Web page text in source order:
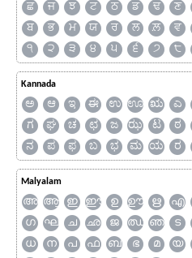
ਛ
ਜ ਝ ਟ ਠ ਡ ਢ ਣ
ਬ
ਭ ਮ ਯ ਰ ਲ ਲ਼ ਵ
੧
੨ ੩ ੪ ੫ ੬ ੭ ੮
Kannada
ಅ ಆ ಇ ಈ ಉ ಊ ಋ ಎ
ಗ
ಘ ಚ ಛ ಜ ಝ ಟ ಠ
ನ
ಪ ಫ ಬ ಭ ಮ ಯ ರ
Malyalam
അ ആ ഇ ഈ ഉ ഊ ഋ എ
ഗ
ഘ ച ഛ ജ ഝ ഞ ട
ധ
ന പ ഫ ബ ഭ മ യ